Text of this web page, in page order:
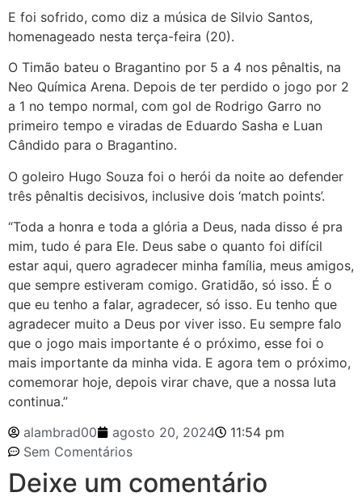
E foi sofrido, como diz a música de Silvio Santos,
homenageado nesta terça-feira (20).
O Timão bateu o Bragantino por 5 a 4 nos pênaltis, na
Neo Química Arena. Depois de ter perdido o jogo por 2
a 1 no tempo normal, com gol de Rodrigo Garro no
primeiro tempo e viradas de Eduardo Sasha e Luan
Cândido para o Bragantino.
O goleiro Hugo Souza foi o herói da noite ao defender
três pênaltis decisivos, inclusive dois ‘match points’.
“Toda a honra e toda a glória a Deus, nada disso é pra
mim, tudo é para Ele. Deus sabe o quanto foi difícil
estar aqui, quero agradecer minha família, meus amigos,
que sempre estiveram comigo. Gratidão, só isso. É o
que eu tenho a falar, agradecer, só isso. Eu tenho que
agradecer muito a Deus por viver isso. Eu sempre falo
que o jogo mais importante é o próximo, esse foi o
mais importante da minha vida. E agora tem o próximo,
comemorar hoje, depois virar chave, que a nossa luta
continua.”
alambrad00
agosto 20, 2024
11:54 pm
Sem Comentários
Deixe um comentário